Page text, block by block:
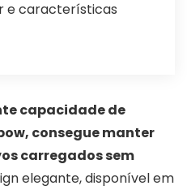
e características
capacidade de
consegue manter
carregados sem
elegante, disponível em